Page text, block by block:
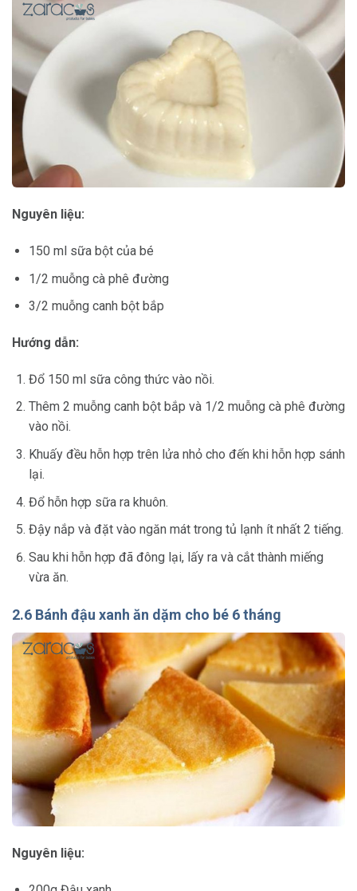
Nguyên liệu:
150 ml sữa bột của bé
1/2 muỗng cà phê đường
3/2 muỗng canh bột bắp
Hướng dẫn:
Đổ 150 ml sữa công thức vào nồi.
Thêm 2 muỗng canh bột bắp và 1/2 muỗng cà phê đường
vào nồi.
Khuấy đều hỗn hợp trên lửa nhỏ cho đến khi hỗn hợp sánh
lại.
Đổ hỗn hợp sữa ra khuôn.
Đậy nắp và đặt vào ngăn mát trong tủ lạnh ít nhất 2 tiếng.
Sau khi hỗn hợp đã đông lại, lấy ra và cắt thành miếng
vừa ăn.
2.6 Bánh đậu xanh ăn dặm cho bé 6 tháng
Nguyên liệu: